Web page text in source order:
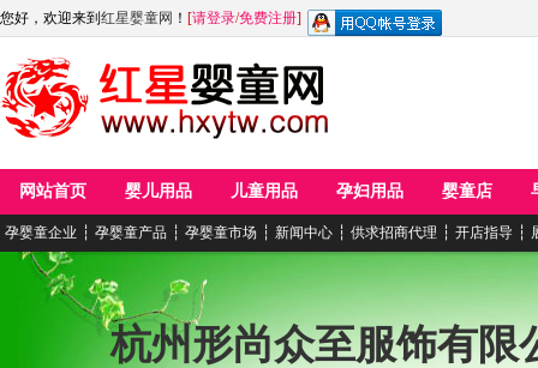
您好，欢迎来到 红星婴童网 ！ [请登录/免费注册]
网站首页 婴儿用品 儿童用品 孕妇用品 婴童店
孕婴童企业 ┆ 孕婴童产品 ┆ 孕婴童市场 ┆ 新闻中心 ┆ 供求招商代理 ┆ 开店指导 ┆
杭州形尚众至服饰有限